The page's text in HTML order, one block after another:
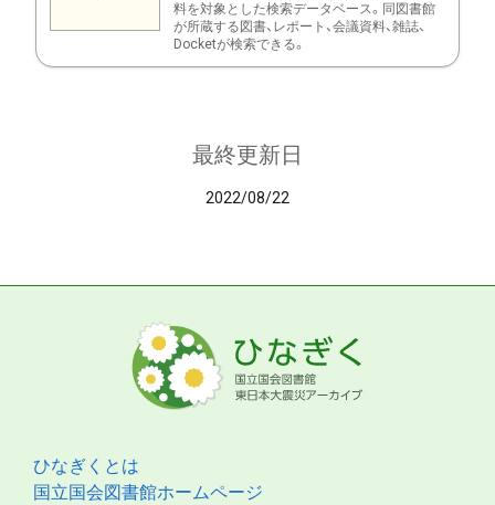
料を対象とした検索データベース。同図書館
が所蔵する図書、レポート、会議資料、雑誌、
Docketが検索できる。
最終更新日
2022/08/22
ひなぎくとは
国立国会図書館ホームページ